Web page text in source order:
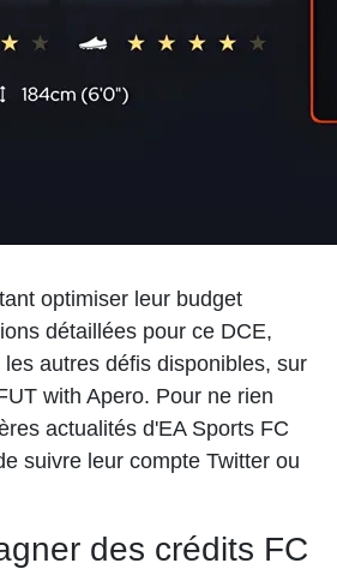
optimiser leur budget
détaillées pour ce DCE,
autres défis disponibles, sur
with Apero. Pour ne rien
actualités d'EA Sports FC
suivre leur compte Twitter ou
des crédits FC